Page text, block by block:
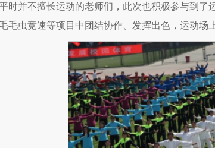
时并不擅长运动的老师们，此次也积极参与到
毛虫竞速等项目中团结协作、发挥出色，运动场